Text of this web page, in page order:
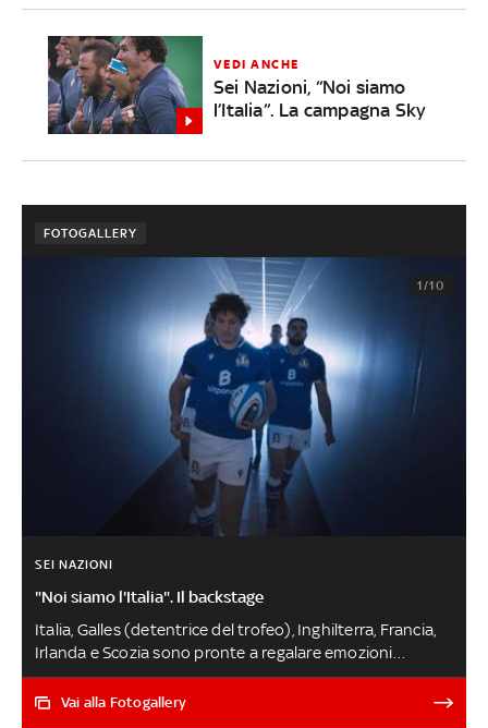
VEDI ANCHE
Sei Nazioni, “Noi siamo
l’Italia”. La campagna Sky
FOTOGALLERY
1/10
SEI NAZIONI
"Noi siamo l'Italia". Il backstage
Italia, Galles (detentrice del trofeo), Inghilterra, Francia,
Irlanda e Scozia sono pronte a regalare emozioni
nell'edizione del Sei Nazioni al via sabato 5 febbraio. Gli
Azzurri di Kieran Crowley - protagonisti della campagna
Vai alla Fotogallery